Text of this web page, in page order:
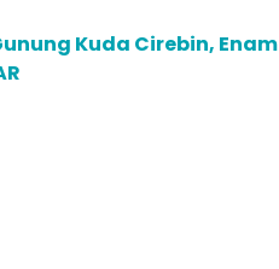
Kuda Cirebin, Enam